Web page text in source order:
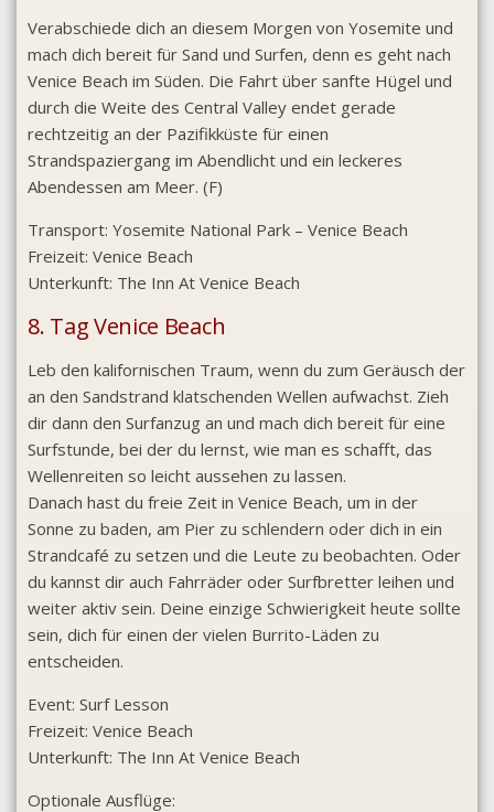
Verabschiede dich an diesem Morgen von Yosemite und
mach dich bereit für Sand und Surfen, denn es geht nach
Venice Beach im Süden. Die Fahrt über sanfte Hügel und
durch die Weite des Central Valley endet gerade
rechtzeitig an der Pazifikküste für einen
Strandspaziergang im Abendlicht und ein leckeres
Abendessen am Meer. (F)
Transport: Yosemite National Park – Venice Beach
Freizeit: Venice Beach
Unterkunft: The Inn At Venice Beach
8. Tag Venice Beach
Leb den kalifornischen Traum, wenn du zum Geräusch der
an den Sandstrand klatschenden Wellen aufwachst. Zieh
dir dann den Surfanzug an und mach dich bereit für eine
Surfstunde, bei der du lernst, wie man es schafft, das
Wellenreiten so leicht aussehen zu lassen.
Danach hast du freie Zeit in Venice Beach, um in der
Sonne zu baden, am Pier zu schlendern oder dich in ein
Strandcafé zu setzen und die Leute zu beobachten. Oder
du kannst dir auch Fahrräder oder Surfbretter leihen und
weiter aktiv sein. Deine einzige Schwierigkeit heute sollte
sein, dich für einen der vielen Burrito-Läden zu
entscheiden.
Event: Surf Lesson
Freizeit: Venice Beach
Unterkunft: The Inn At Venice Beach
Optionale Ausflüge: